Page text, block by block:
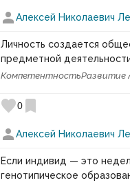
personАлексей Николаевич
Личность создается
предметной
КомпетентностьРазвитие
favorite0 bookmark
personАлексей Николаевич
Если индивид — это
генотипическое